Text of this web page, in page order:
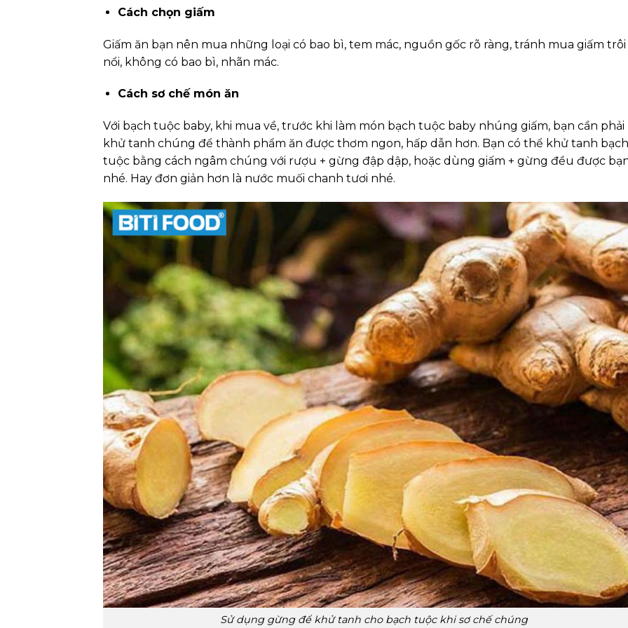
Cách chọn giấm
Giấm ăn bạn nên mua những loại có bao bì, tem mác, nguồn gốc rõ ràng, tránh mua giấm trôi
nổi, không có bao bì, nhãn mác.
Cách sơ chế món ăn
Với bạch tuộc baby, khi mua về, trước khi làm món bạch tuộc baby nhúng giấm, bạn cần phải
khử tanh chúng để thành phẩm ăn được thơm ngon, hấp dẫn hơn. Bạn có thể khử tanh bạch
tuộc bằng cách ngâm chúng với rượu + gừng đập dập, hoặc dùng giấm + gừng đều được
nhé. Hay đơn giản hơn là nước muối chanh tươi nhé.
Sử dụng gừng để khử tanh cho bạch tuộc khi sơ chế chúng